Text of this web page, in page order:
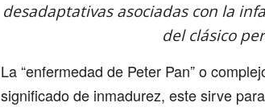
desadaptativas asociadas con la
del clásico
La “enfermedad de Peter Pan” o
significado de inmadurez, este sirve